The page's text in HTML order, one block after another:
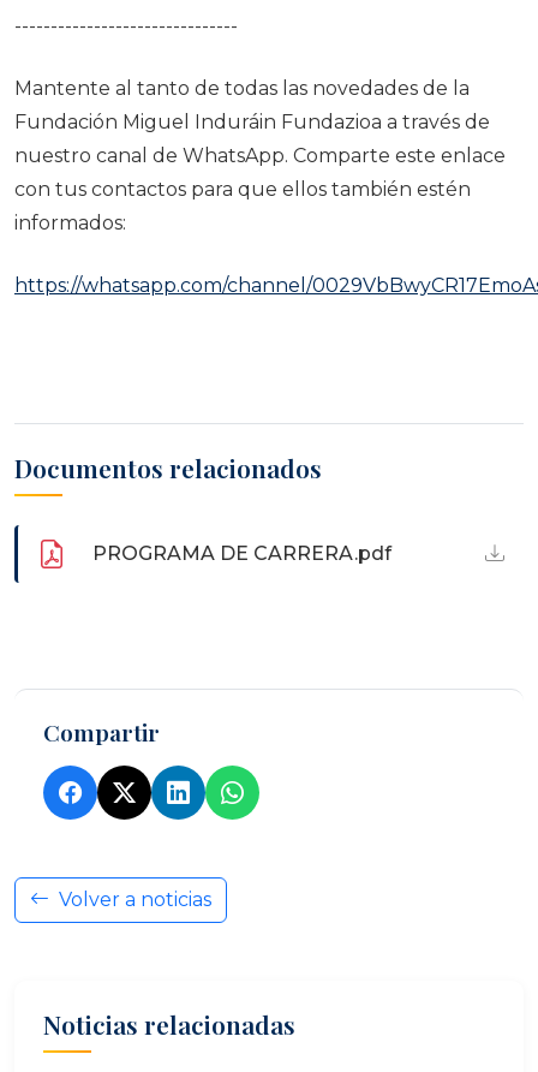
-------------------------------
Mantente al tanto de todas las novedades de la
Fundación Miguel Induráin Fundazioa a través de
nuestro canal de WhatsApp. Comparte este enlace
con tus contactos para que ellos también estén
informados:
https://whatsapp.com/channel/
Documentos relacionados
PROGRAMA DE CARRERA.pdf
Compartir
Volver a noticias
Noticias relacionadas